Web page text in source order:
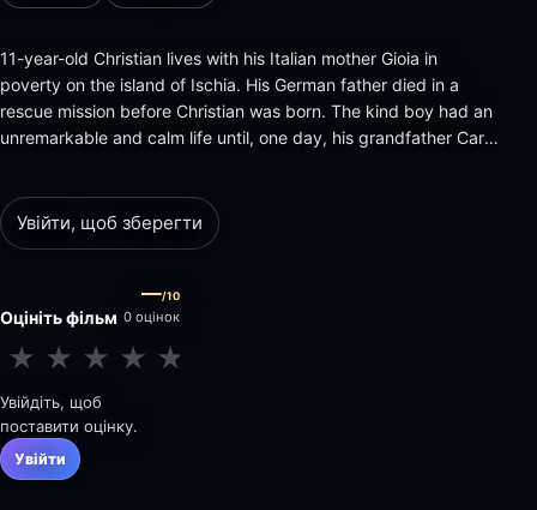
11-year-old Christian lives with his Italian mother Gioia in
poverty on the island of Ischia. His German father died in a
rescue mission before Christian was born. The kind boy had an
unremarkable and calm life until, one day, his grandfather Carl
Увійти, щоб зберегти
Оцініть фільм
—/10
0 оцінок
★ ★ ★ ★ ★
Увійдіть, щоб
поставити оцінку.
Увійти